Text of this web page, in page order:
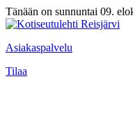
Tänään on sunnuntai 09.
Asiakaspalvelu
Tilaa